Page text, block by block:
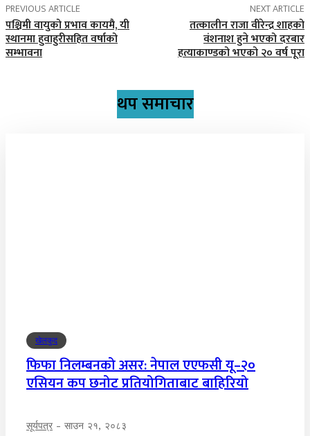
PREVIOUS ARTICLE
पश्चिमी वायुको प्रभाव कायमै, यी
स्थानमा हुवाहुरीसहित वर्षाको
सम्भावना
NEXT ARTICLE
तत्कालीन राजा वीरेन्द्र शाहको
वंशनाश हुने भएको दरबार
हत्याकाण्डको भएको २० वर्ष पूरा
थप समाचार
खेलकुद
फिफा निलम्बनको असर: नेपाल एएफसी यू–२०
एसियन कप छनोट प्रतियोगिताबाट बाहिरियो
सूर्यपत्र - साउन २१, २०८३